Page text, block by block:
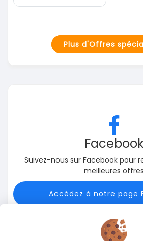
Plus d'Offres
Facebook
Suivez-nous sur Facebook pour
meilleures offres
Accédez à notre page